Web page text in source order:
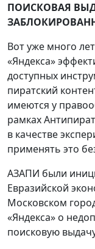
ПОИСКОВАЯ
Вот уже много
«Яндекса»
доступных
пиратский
имеются у
рамках
в качестве
применять это
АЗАПИ были
Евразийской
Московском
«Яндекса» о
поисковую